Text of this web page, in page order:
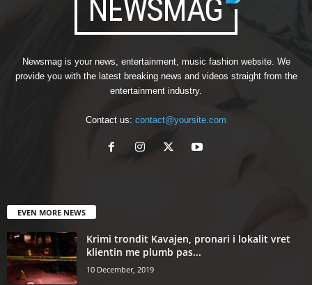
Newsmag is your news, entertainment, music fashion website. We
provide you with the latest breaking news and videos straight from the
entertainment industry.
Contact us: contact@yoursite.com
EVEN MORE NEWS
Krimi trondit Kavajen, pronari i lokalit vret
klientin me plumb pas...
10 December, 2019